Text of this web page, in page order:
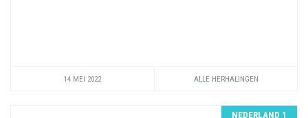
14 MEI 2022 ALLE HERHALINGEN
NEDERLAND 1